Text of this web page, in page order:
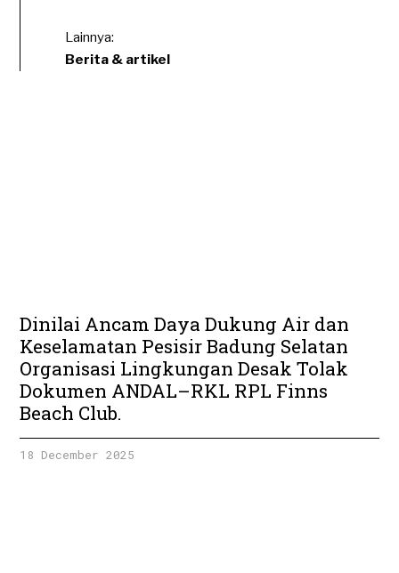
Lainnya:
Berita & artikel
Dinilai Ancam Daya Dukung Air dan
Keselamatan Pesisir Badung Selatan
Organisasi Lingkungan Desak Tolak
Dokumen ANDAL–RKL RPL Finns
Beach Club.
18 December 2025